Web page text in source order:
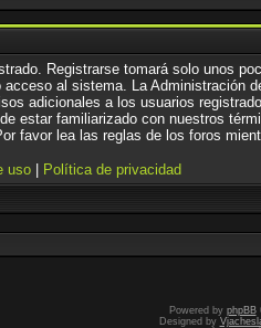
Registrarse tomará solo unos
al sistema. La Administración
adicionales a los usuarios
estar familiarizado con nuestros
favor lea las reglas de los foros
uso
Política de privacidad
Powered by phpBB
Designed by